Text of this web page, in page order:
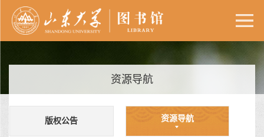
资源导航
版权公告 资源导航